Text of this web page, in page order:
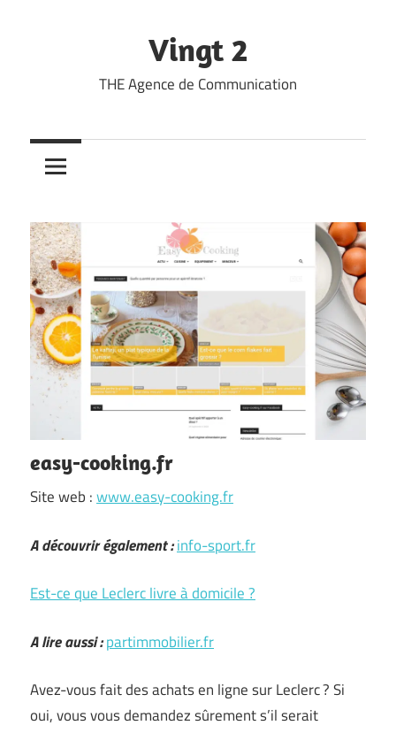
Vingt 2
THE Agence de Communication
easy-cooking.fr
Site web :www.easy-cooking.fr
A découvrir également :info-sport.fr
Est-ce que Leclerc livre à domicile ?
A lire aussi :partimmobilier.fr
Avez-vous fait des achats en ligne sur Leclerc ? Si
oui, vous vous demandez sûrement s’il serait